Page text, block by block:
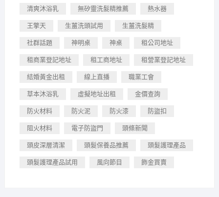
清爽沐浴乳 無矽靈洗髮精推薦 熱水器
王擎天 生薑洗頭試用 生薑洗髮精
社群話題 神明桌 神桌 租公司地址
租商業登記地址 租工商地址 租營業登記地址
結婚黃金出租 線上直播 職業工會
草本沐浴乳 虛擬地址出租 金價查詢
防火材料 防火泥 防火漆 防盜扣
阻火材料 電子防盜門 頭條新聞
頭皮深層清潔 頭髮保養品推薦 頭髮護理產品
頭髮護理產品試用 風向節目 飾金買賣